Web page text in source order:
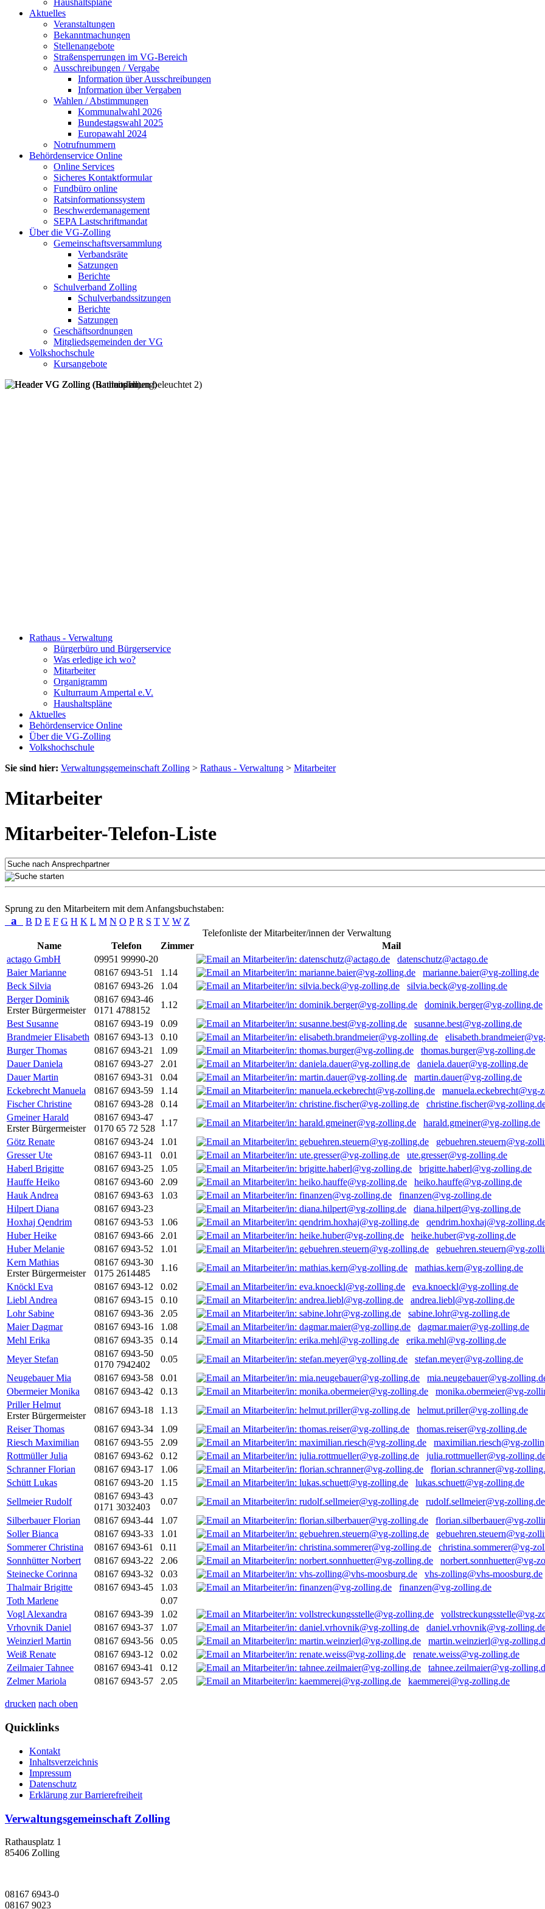
Haushaltspläne
Aktuelles
Veranstaltungen
Bekanntmachungen
Stellenangebote
Straßensperrungen im VG-Bereich
Ausschreibungen / Vergabe
Information über Ausschreibungen
Information über Vergaben
Wahlen / Abstimmungen
Kommunalwahl 2026
Bundestagswahl 2025
Europawahl 2024
Notrufnummern
Behördenservice Online
Online Services
Sicheres Kontaktformular
Fundbüro online
Ratsinformationssystem
Beschwerdemanagement
SEPA Lastschriftmandat
Über die VG-Zolling
Gemeinschaftsversammlung
Verbandsräte
Satzungen
Berichte
Schulverband Zolling
Schulverbandssitzungen
Berichte
Satzungen
Geschäftsordnungen
Mitgliedsgemeinden der VG
Volkshochschule
Kursangebote
Rathaus - Verwaltung
Bürgerbüro und Bürgerservice
Was erledige ich wo?
Mitarbeiter
Organigramm
Kulturraum Ampertal e.V.
Haushaltspläne
Aktuelles
Behördenservice Online
Über die VG-Zolling
Volkshochschule
Sie sind hier: Verwaltungsgemeinschaft Zolling > Rathaus - Verwaltung > Mitarbeiter
Mitarbeiter
Mitarbeiter-Telefon-Liste
Sprung zu den Mitarbeitern mit dem Anfangsbuchstaben:
a B D E F G H K L M N O P R S T V W Z
Telefonliste der Mitarbeiter/innen der Verwaltung
Name
Telefon Zimmer
Mail
actago GmbH
09951 99990-20
datenschutz@actago.de
Baier Marianne
08167 6943-51 1.14
marianne.baier@vg-zolling.de
Beck Silvia
08167 6943-26 1.04
silvia.beck@vg-zolling.de
Berger Dominik
Erster Bürgermeister
08167 6943-46
0171 4788152
1.12
dominik.berger@vg-zolling.de
Best Susanne
08167 6943-19 0.09
susanne.best@vg-zolling.de
Brandmeier Elisabeth 08167 6943-13 0.10
Burger Thomas
08167 6943-21 1.09
thomas.burger@vg-zolling.de
Dauer Daniela
08167 6943-27 2.01
daniela.dauer@vg-zolling.de
Dauer Martin
08167 6943-31 0.04
martin.dauer@vg-zolling.de
Eckebrecht Manuela
08167 6943-59 1.14
manuela.eckebrecht@vg-
Fischer Christine
08167 6943-28 0.14
christine.fischer@vg-
Gmeiner Harald
Erster Bürgermeister
08167 6943-47
0170 65 72 528
1.17
harald.gmeiner@vg-zolling.de
Götz Renate
08167 6943-24 1.01
gebuehren.steuern@vg-
Gresser Ute
08167 6943-11 0.01
ute.gresser@vg-zolling.de
Haberl Brigitte
08167 6943-25 1.05
brigitte.haberl@vg-zolling.de
Hauffe Heiko
08167 6943-60 2.09
heiko.hauffe@vg-zolling.de
Hauk Andrea
08167 6943-63 1.03
finanzen@vg-zolling.de
Hilpert Diana
08167 6943-23
diana.hilpert@vg-zolling.de
Hoxhaj Qendrim
08167 6943-53 1.06
qendrim.hoxhaj@vg-
Huber Heike
08167 6943-66 2.01
heike.huber@vg-zolling.de
Huber Melanie
08167 6943-52 1.01
gebuehren.steuern@vg-
Kern Mathias
Erster Bürgermeister
08167 6943-30
0175 2614485
1.16
mathias.kern@vg-zolling.de
Knöckl Eva
08167 6943-12 0.02
eva.knoeckl@vg-zolling.de
Liebl Andrea
08167 6943-15 0.10
andrea.liebl@vg-zolling.de
Lohr Sabine
08167 6943-36 2.05
sabine.lohr@vg-zolling.de
Maier Dagmar
08167 6943-16 1.08
dagmar.maier@vg-zolling.de
Mehl Erika
08167 6943-35 0.14
erika.mehl@vg-zolling.de
Meyer Stefan
08167 6943-50
0170 7942402
0.05
stefan.meyer@vg-zolling.de
Neugebauer Mia
08167 6943-58 0.01
mia.neugebauer@vg-
Obermeier Monika
08167 6943-42 0.13
monika.obermeier@vg-
Priller Helmut
Erster Bürgermeister
08167 6943-18 1.13
helmut.priller@vg-zolling.de
Reiser Thomas
08167 6943-34 1.09
thomas.reiser@vg-zolling.de
Riesch Maximilian
08167 6943-55 2.09
maximilian.riesch@vg-
Rottmüller Julia
08167 6943-62 0.12
julia.rottmueller@vg-
Schranner Florian
08167 6943-17 1.06
florian.schranner@vg-
Schütt Lukas
08167 6943-20 1.15
lukas.schuett@vg-zolling.de
Sellmeier Rudolf
08167 6943-43
0171 3032403
0.07
rudolf.sellmeier@vg-zolling.de
Silberbauer Florian
08167 6943-44 1.07
florian.silberbauer@vg-
Soller Bianca
08167 6943-33 1.01
gebuehren.steuern@vg-
Sommerer Christina
08167 6943-61 0.11
christina.sommerer@vg-
Sonnhütter Norbert
08167 6943-22 2.06
norbert.sonnhuetter@vg-
Steinecke Corinna
08167 6943-32 0.03
vhs-zolling@vhs-moosburg.de
Thalmair Brigitte
08167 6943-45 1.03
finanzen@vg-zolling.de
Toth Marlene
0.07
Vogl Alexandra
08167 6943-39 1.02
vollstreckungsstelle@vg-
Vrhovnik Daniel
08167 6943-37 1.07
daniel.vrhovnik@vg-
Weinzierl Martin
08167 6943-56 0.05
martin.weinzierl@vg-
Weiß Renate
08167 6943-12 0.02
renate.weiss@vg-zolling.de
Zeilmaier Tahnee
08167 6943-41 0.12
tahnee.zeilmaier@vg-
Zelmer Mariola
08167 6943-57 2.05 kaemmerei@vg-zolling.de
drucken nach oben
Quicklinks
Kontakt
Inhaltsverzeichnis
Impressum
Datenschutz
Erklärung zur Barrierefreiheit
Verwaltungsgemeinschaft Zolling
Rathausplatz 1
85406 Zolling
08167 6943-0
08167 9023